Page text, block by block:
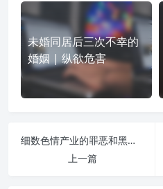
未婚同居后三次不幸的
婚姻 | 纵欲危害
细数色情产业的罪恶和黑暗 | 纵欲危害
上一篇